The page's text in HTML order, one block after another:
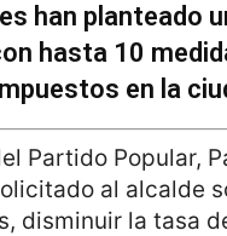
han planteado
hasta 10
en la
Partido Popular,
al alcalde
disminuir la tasa